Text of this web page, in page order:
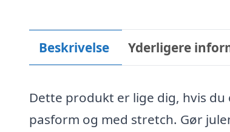
Beskrivelse Yderligere
Dette produkt er lige dig, hvis
pasform og med stretch. Gør